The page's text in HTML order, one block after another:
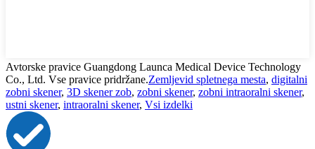
Avtorske pravice Guangdong Launca Medical Device Technology
Co., Ltd. Vse pravice pridržane.Zemljevid spletnega mesta, digitalni
zobni skener, 3D skener zob, zobni skener, zobni intraoralni skener,
ustni skener, intraoralni skener, Vsi izdelki